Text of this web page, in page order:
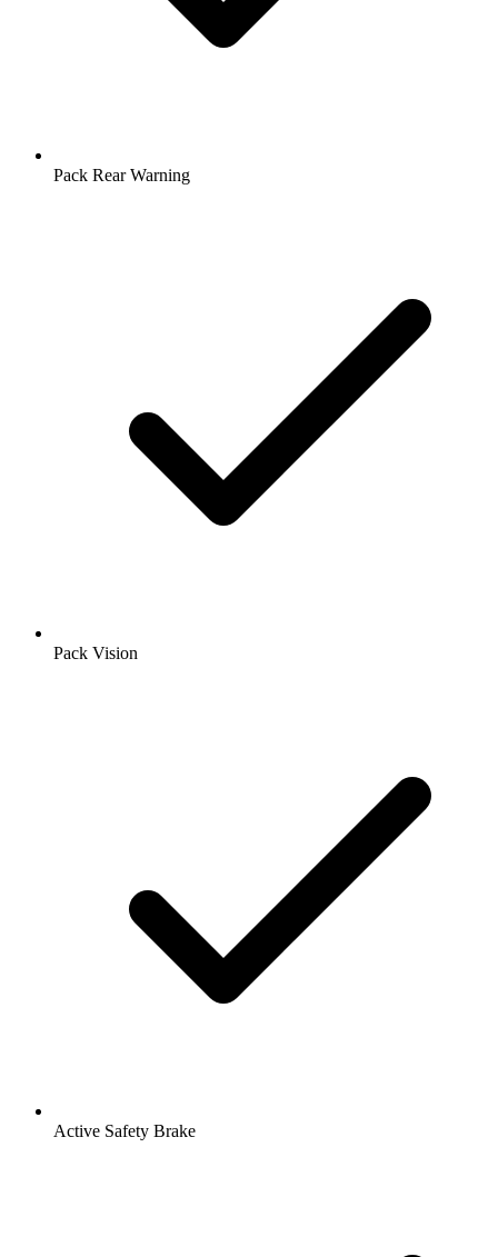
Pack Rear Warning
Pack Vision
Active Safety Brake